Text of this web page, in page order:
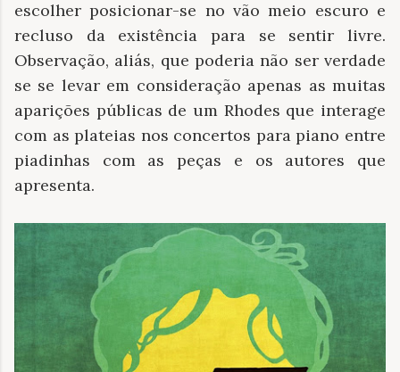
escolher posicionar-se no vão meio escuro e
recluso da existência para se sentir livre.
Observação, aliás, que poderia não ser verdade
se se levar em consideração apenas as muitas
aparições públicas de um Rhodes que interage
com as plateias nos concertos para piano entre
piadinhas com as peças e os autores que
apresenta.